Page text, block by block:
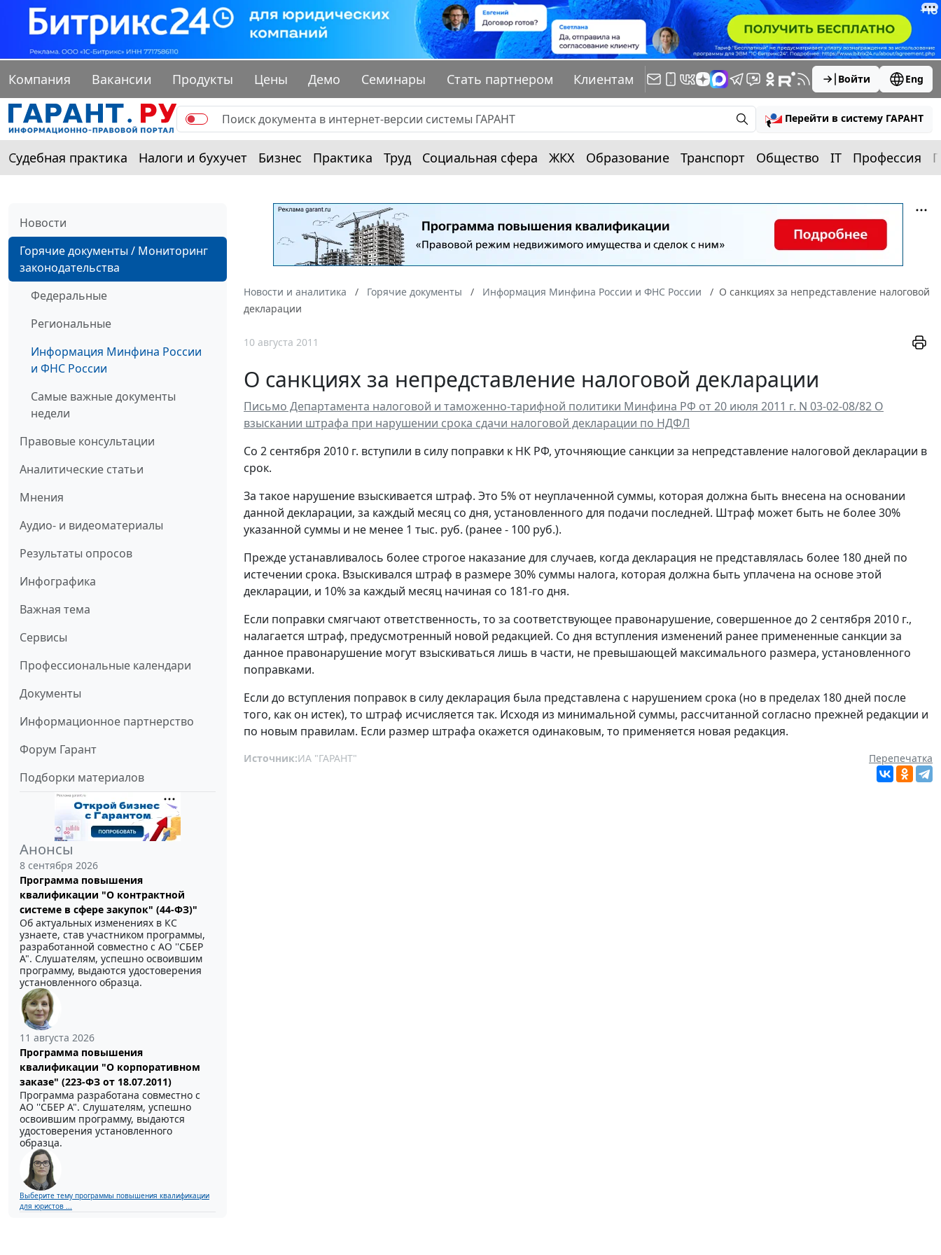
Компания Вакансии Продукты Цены Демо Семинары Стать партнером Клиентам Войти Eng
Перейти в систему ГАРАНТ
Судебная практика Налоги и бухучет Бизнес Практика Труд Социальная сфера ЖКХ Образование Транспорт Общество IT Профессия
Новости
Горячие документы / Мониторинг
законодательства
Федеральные
Региональные
Информация Минфина России
и ФНС России
Самые важные документы
недели
Правовые консультации
Аналитические статьи
Мнения
Аудио- и видеоматериалы
Результаты опросов
Инфографика
Важная тема
Сервисы
Профессиональные календари
Документы
Информационное партнерство
Форум Гарант
Подборки материалов
Анонсы
8 сентября 2026
Программа повышения
квалификации "О контрактной
системе в сфере закупок" (44-ФЗ)"
Об актуальных изменениях в КС
узнаете, став участником программы,
разработанной совместно с АО ''СБЕР
А". Слушателям, успешно освоившим
программу, выдаются удостоверения
установленного образца.
11 августа 2026
Программа повышения
квалификации "О корпоративном
заказе" (223-ФЗ от 18.07.2011)
Программа разработана совместно с
АО ''СБЕР А". Слушателям, успешно
освоившим программу, выдаются
удостоверения установленного
образца.
Выберите тему программы повышения квалификации
для юристов ...
Новости и аналитика Горячие документы Информация Минфина России и ФНС России
О санкциях за непредставление налоговой
декларации
10 августа 2011
О санкциях за непредставление налоговой декларации
Письмо Департамента налоговой и таможенно-тарифной политики Минфина РФ от 20 июля 2011 г. N 03-02-08/82 О
взыскании штрафа при нарушении срока сдачи налоговой декларации по НДФЛ
Со 2 сентября 2010 г. вступили в силу поправки к НК РФ, уточняющие санкции за непредставление налоговой декларации в
срок.
За такое нарушение взыскивается штраф. Это 5% от неуплаченной суммы, которая должна быть внесена на основании
данной декларации, за каждый месяц со дня, установленного для подачи последней. Штраф может быть не более 30%
указанной суммы и не менее 1 тыс. руб. (ранее - 100 руб.).
Прежде устанавливалось более строгое наказание для случаев, когда декларация не представлялась более 180 дней по
истечении срока. Взыскивался штраф в размере 30% суммы налога, которая должна быть уплачена на основе этой
декларации, и 10% за каждый месяц начиная со 181-го дня.
Если поправки смягчают ответственность, то за соответствующее правонарушение, совершенное до 2 сентября 2010 г.,
налагается штраф, предусмотренный новой редакцией. Со дня вступления изменений ранее примененные санкции за
данное правонарушение могут взыскиваться лишь в части, не превышающей максимального размера, установленного
поправками.
Если до вступления поправок в силу декларация была представлена с нарушением срока (но в пределах 180 дней после
того, как он истек), то штраф исчисляется так. Исходя из минимальной суммы, рассчитанной согласно прежней редакции и
по новым правилам. Если размер штрафа окажется одинаковым, то применяется новая редакция.
Источник:ИА "ГАРАНТ" Перепечатка